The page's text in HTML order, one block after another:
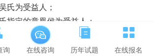
氏为受益人；
指定的章凰侯为受益人；
为受益人，但须经吴氏同意；
和被保险人吴氏共同指定的第三人为受
询 在线咨询 历年试题 在线报名